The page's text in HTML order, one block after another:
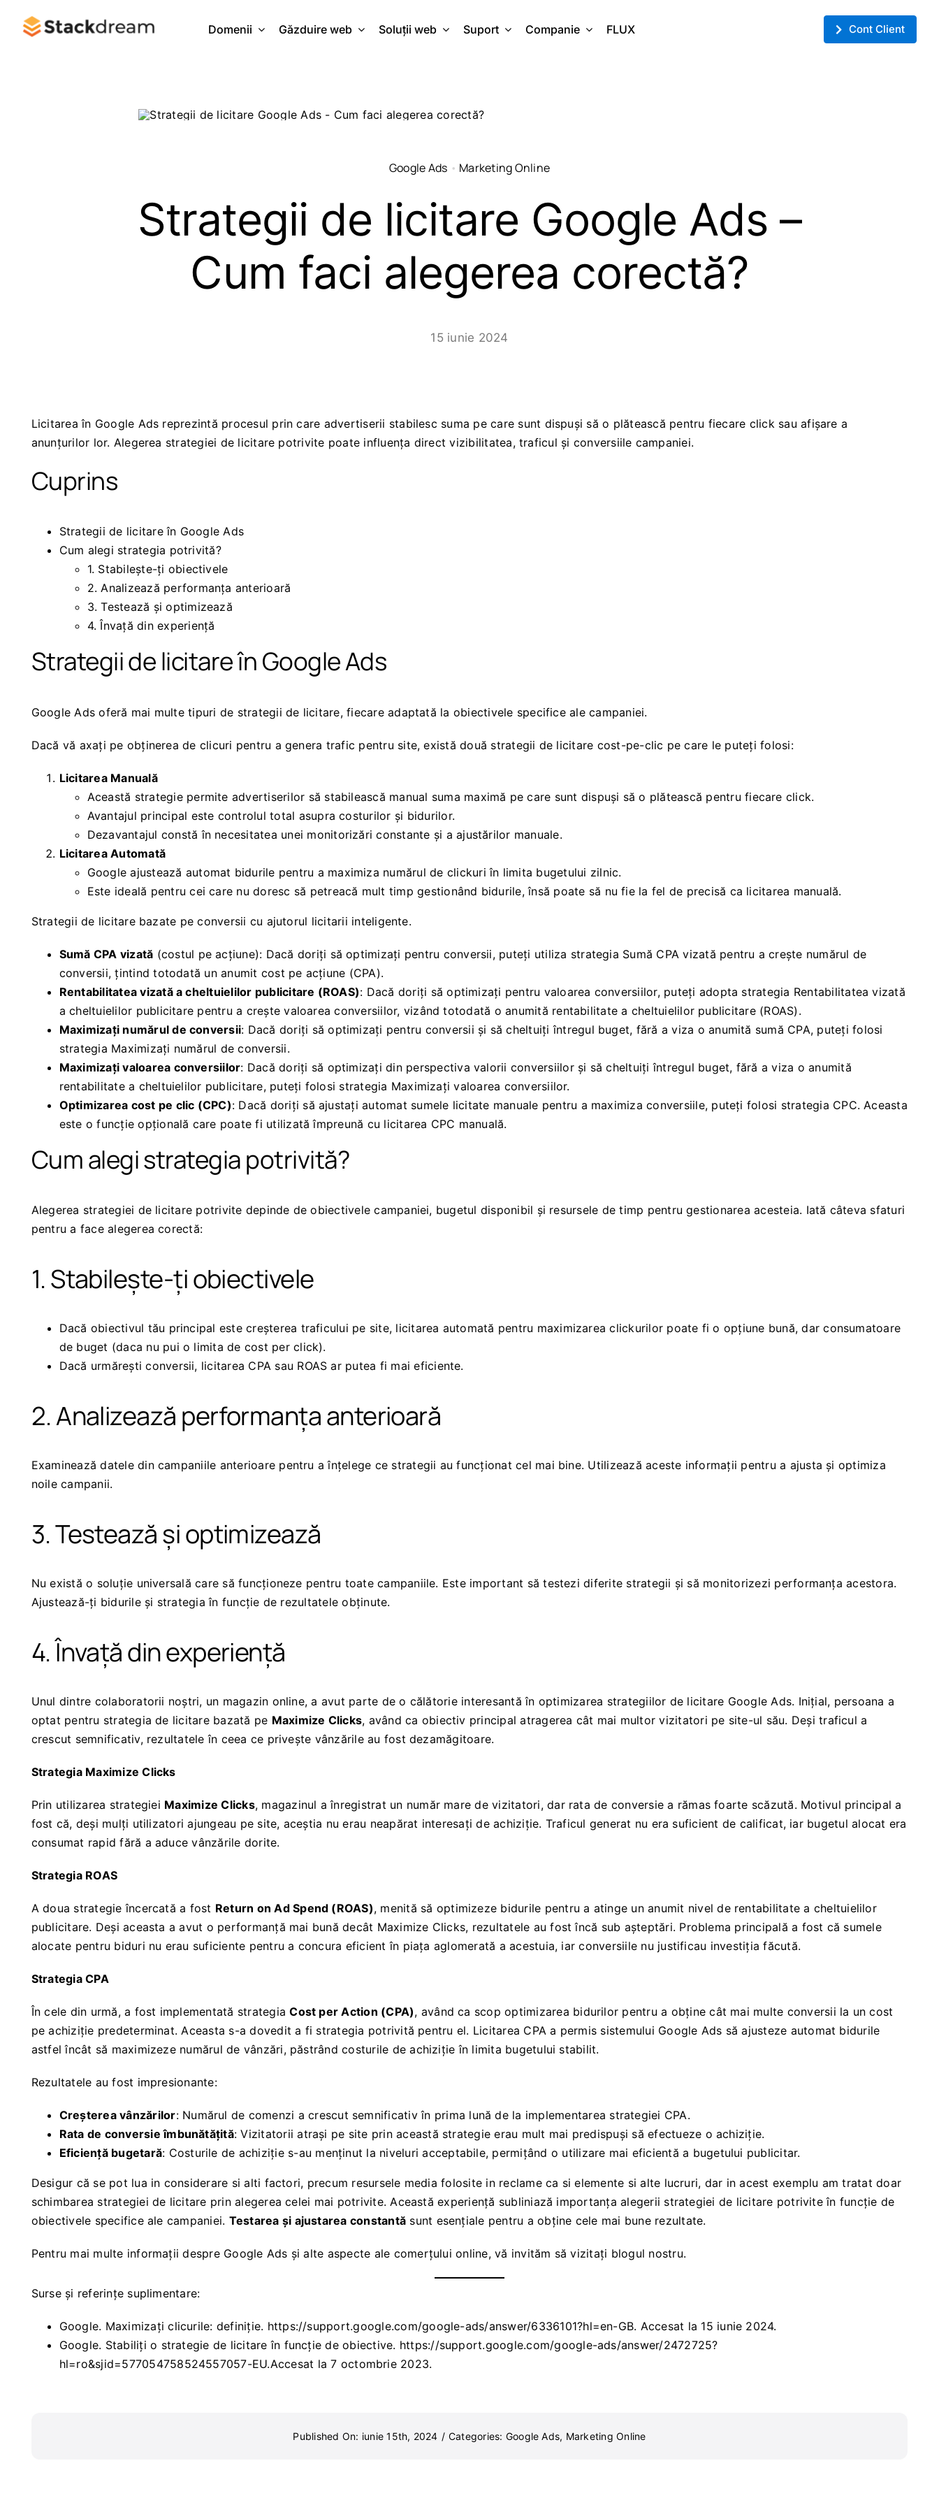
Domenii Găzduire web Soluții web Suport Companie FLUX Cont Client
Google Ads • Marketing Online
Strategii de licitare Google Ads –
Cum faci alegerea corectă?
15 iunie 2024
Licitarea în Google Ads reprezintă procesul prin care advertiserii stabilesc suma pe care sunt dispuși să o plătească pentru fiecare click sau afișare a
anunțurilor lor. Alegerea strategiei de licitare potrivite poate influența direct vizibilitatea, traficul și conversiile campaniei.
Cuprins
Strategii de licitare în Google Ads
Cum alegi strategia potrivită?
1. Stabilește-ți obiectivele
2. Analizează performanța anterioară
3. Testează și optimizează
4. Învață din experiență
Strategii de licitare în Google Ads
Google Ads oferă mai multe tipuri de strategii de licitare, fiecare adaptată la obiectivele specifice ale campaniei.
Dacă vă axați pe obținerea de clicuri pentru a genera trafic pentru site, există două strategii de licitare cost-pe-clic pe care le puteți folosi:
Licitarea Manuală
Această strategie permite advertiserilor să stabilească manual suma maximă pe care sunt dispuși să o plătească pentru fiecare click.
Avantajul principal este controlul total asupra costurilor și bidurilor.
Dezavantajul constă în necesitatea unei monitorizări constante și a ajustărilor manuale.
Licitarea Automată
Google ajustează automat bidurile pentru a maximiza numărul de clickuri în limita bugetului zilnic.
Este ideală pentru cei care nu doresc să petreacă mult timp gestionând bidurile, însă poate să nu fie la fel de precisă ca licitarea manuală.
Strategii de licitare bazate pe conversii cu ajutorul licitarii inteligente.
Sumă CPA vizată (costul pe acțiune): Dacă doriți să optimizați pentru conversii, puteți utiliza strategia Sumă CPA vizată pentru a crește numărul de
conversii, țintind totodată un anumit cost pe acțiune (CPA).
Rentabilitatea vizată a cheltuielilor publicitare (ROAS): Dacă doriți să optimizați pentru valoarea conversiilor, puteți adopta strategia Rentabilitatea vizată
a cheltuielilor publicitare pentru a crește valoarea conversiilor, vizând totodată o anumită rentabilitate a cheltuielilor publicitare (ROAS).
Maximizați numărul de conversii: Dacă doriți să optimizați pentru conversii și să cheltuiți întregul buget, fără a viza o anumită sumă CPA, puteți folosi
strategia Maximizați numărul de conversii.
Maximizați valoarea conversiilor: Dacă doriți să optimizați din perspectiva valorii conversiilor și să cheltuiți întregul buget, fără a viza o anumită
rentabilitate a cheltuielilor publicitare, puteți folosi strategia Maximizați valoarea conversiilor.
Optimizarea cost pe clic (CPC): Dacă doriți să ajustați automat sumele licitate manuale pentru a maximiza conversiile, puteți folosi strategia CPC. Aceasta
este o funcție opțională care poate fi utilizată împreună cu licitarea CPC manuală.
Cum alegi strategia potrivită?
Alegerea strategiei de licitare potrivite depinde de obiectivele campaniei, bugetul disponibil și resursele de timp pentru gestionarea acesteia. Iată câteva sfaturi
pentru a face alegerea corectă:
1. Stabilește-ți obiectivele
Dacă obiectivul tău principal este creșterea traficului pe site, licitarea automată pentru maximizarea clickurilor poate fi o opțiune bună, dar consumatoare
de buget (daca nu pui o limita de cost per click).
Dacă urmărești conversii, licitarea CPA sau ROAS ar putea fi mai eficiente.
2. Analizează performanța anterioară
Examinează datele din campaniile anterioare pentru a înțelege ce strategii au funcționat cel mai bine. Utilizează aceste informații pentru a ajusta și optimiza
noile campanii.
3. Testează și optimizează
Nu există o soluție universală care să funcționeze pentru toate campaniile. Este important să testezi diferite strategii și să monitorizezi performanța acestora.
Ajustează-ți bidurile și strategia în funcție de rezultatele obținute.
4. Învață din experiență
Unul dintre colaboratorii noștri, un magazin online, a avut parte de o călătorie interesantă în optimizarea strategiilor de licitare Google Ads. Inițial, persoana a
optat pentru strategia de licitare bazată pe Maximize Clicks, având ca obiectiv principal atragerea cât mai multor vizitatori pe site-ul său. Deși traficul a
crescut semnificativ, rezultatele în ceea ce privește vânzările au fost dezamăgitoare.
Strategia Maximize Clicks
Prin utilizarea strategiei Maximize Clicks, magazinul a înregistrat un număr mare de vizitatori, dar rata de conversie a rămas foarte scăzută. Motivul principal a
fost că, deși mulți utilizatori ajungeau pe site, aceștia nu erau neapărat interesați de achiziție. Traficul generat nu era suficient de calificat, iar bugetul alocat era
consumat rapid fără a aduce vânzările dorite.
Strategia ROAS
A doua strategie încercată a fost Return on Ad Spend (ROAS), menită să optimizeze bidurile pentru a atinge un anumit nivel de rentabilitate a cheltuielilor
publicitare. Deși aceasta a avut o performanță mai bună decât Maximize Clicks, rezultatele au fost încă sub așteptări. Problema principală a fost că sumele
alocate pentru biduri nu erau suficiente pentru a concura eficient în piața aglomerată a acestuia, iar conversiile nu justificau investiția făcută.
Strategia CPA
În cele din urmă, a fost implementată strategiaCost per Action (CPA), având ca scop optimizarea bidurilor pentru a obține cât mai multe conversii la un cost
pe achiziție predeterminat. Aceasta s-a dovedit a fi strategia potrivită pentru el. Licitarea CPA a permis sistemului Google Ads să ajusteze automat bidurile
astfel încât să maximizeze numărul de vânzări, păstrând costurile de achiziție în limita bugetului stabilit.
Rezultatele au fost impresionante:
Creșterea vânzărilor: Numărul de comenzi a crescut semnificativ în prima lună de la implementarea strategiei CPA.
Rata de conversie îmbunătățită: Vizitatorii atrași pe site prin această strategie erau mult mai predispuși să efectueze o achiziție.
Eficiență bugetară: Costurile de achiziție s-au menținut la niveluri acceptabile, permițând o utilizare mai eficientă a bugetului publicitar.
Desigur că se pot lua in considerare si alti factori, precum resursele media folosite in reclame ca si elemente si alte lucruri, dar in acest exemplu am tratat doar
schimbarea strategiei de licitare prin alegerea celei mai potrivite. Această experiență subliniază importanța alegerii strategiei de licitare potrivite în funcție de
obiectivele specifice ale campaniei. Testarea și ajustarea constantă sunt esențiale pentru a obține cele mai bune rezultate.
Pentru mai multe informații despre Google Ads și alte aspecte ale comerțului online, vă invităm să vizitați blogul nostru.
Surse și referințe suplimentare:
Google. Maximizați clicurile: definiție. https://support.google.com/google-ads/answer/6336101?hl=en-GB. Accesat la 15 iunie 2024.
Google. Stabiliți o strategie de licitare în funcție de obiective. https://support.google.com/google-ads/answer/2472725?
hl=ro&sjid=577054758524557057-EU.Accesat la 7 octombrie 2023.
Published On: iunie 15th, 2024 / Categories: Google Ads, Marketing Online